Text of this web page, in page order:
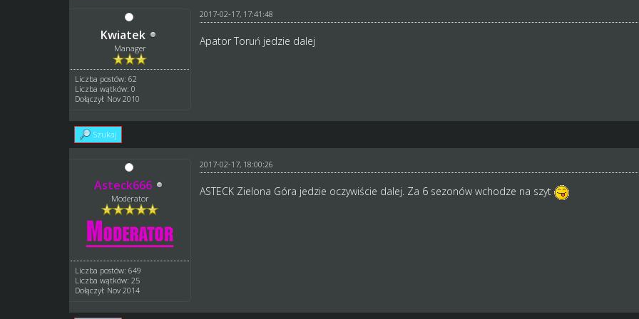
Kwiatek
Manager
Liczba postów: 62
Liczba wątków: 0
Dołączył: Nov 2010
2017-02-17, 17:41:48
Apator Toruń jedzie dalej
Szukaj
Asteck666
Moderator
Liczba postów: 649
Liczba wątków: 25
Dołączył: Nov 2014
2017-02-17, 18:00:26
ASTECK Zielona Góra jedzie oczywiście dalej. Za 6 sezonów wchodze na szyt